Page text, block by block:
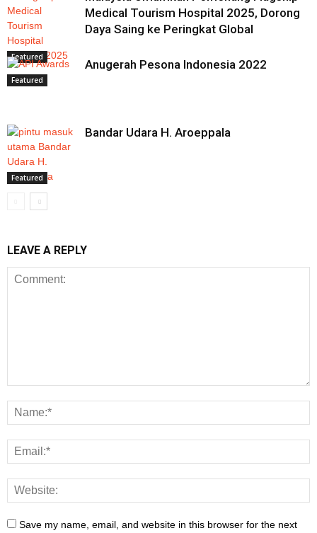
Featured
Medical Tourism Hospital 2025, Dorong
Daya Saing ke Peringkat Global
Featured
Anugerah Pesona Indonesia 2022
Featured
Bandar Udara H. Aroeppala
LEAVE A REPLY
Save my name, email, and website in this browser for the next